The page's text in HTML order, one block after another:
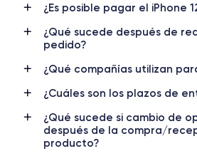
Nombre GPU
4 Core GPU
Frec.
Cámara
Resolución vídeo
4K - 3840x2160px
Carga
Si,
¿Es posible pagar el iPhone
¿Qué sucede después de
pedido?
¿Qué compañías utilizan
¿Cuáles son los plazos de
¿Qué sucede si cambio de
después de la compra/
producto?